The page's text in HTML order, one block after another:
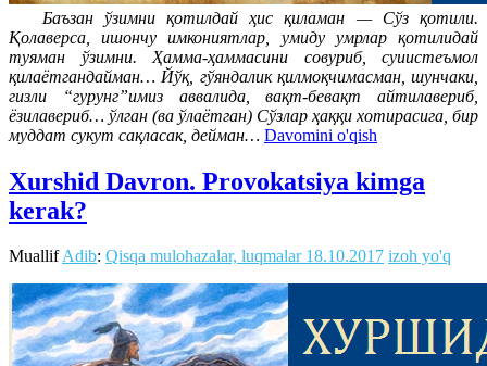
Баъзан ўзимни қотилдай ҳис қиламан — Сўз қотили.
Қолаверса, ишончу имкониятлар, умиду умрлар қотилидай
туяман ўзимни. Ҳамма-ҳаммасини совуриб, суиистеъмол
қилаётгандайман… Йўқ, гўяндалик қилмоқчимасман, шунчаки,
гизли “гурунг”имиз аввалида, вақт-бевақт айтилавериб,
ёзилавериб… ўлган (ва ўлаётган) Сўзлар ҳаққи хотирасига, бир
муддат сукут сақласак, дейман… Davomini o'qish
Xurshid Davron. Provokatsiya kimga
kerak?
MuallifAdib: Qisqa mulohazalar, luqmalar 18.10.2017 izoh yo'q